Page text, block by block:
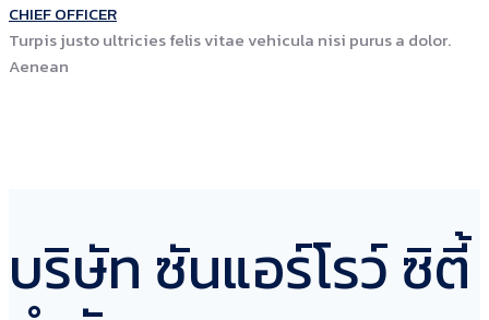
CHIEF OFFICER
Turpis justo ultricies felis vitae vehicula nisi purus a dolor.
Aenean
บริษัท ซันแอร์โรว์ ซิตี้